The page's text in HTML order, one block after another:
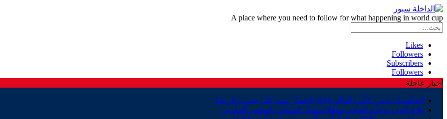
A place where you need to follow for what happening in world cup
Likes
Followers
Subscribers
Followers
أخبار عاجلة
المكسيك تدشن كأس العالم 2026 بانتصار مهم على جنوب إفريقيا
بلاغ..أيوب بوعدي أضحى مؤهلا لتمثيل المنتخب الوطني المغربي